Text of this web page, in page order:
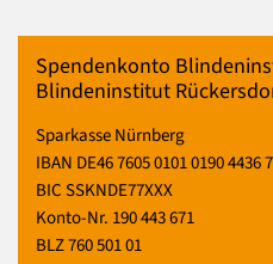
Spendenkonto
Blindeninstitut
Sparkasse Nürnberg
IBAN DE46 7605 0101 0190 4436
BIC SSKNDE77XXX
Konto-Nr. 190 443 671
BLZ 760 501 01